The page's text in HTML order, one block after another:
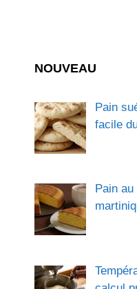
NOUVEAU
Pain
facile
Pain